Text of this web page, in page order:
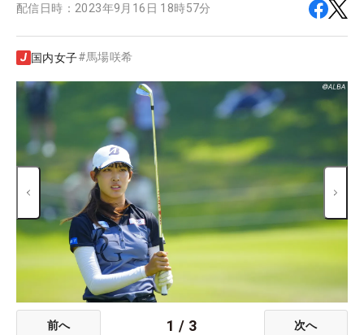
配信日時： 2023年9月16日 18時57分
国内女子#馬場咲希
前へ 1 / 3 次へ